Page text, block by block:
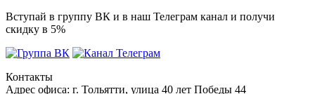
Вступай в группу ВК и в наш Телеграм канал и получи
скидку в 5%
Контакты
Адрес офиса: г. Тольятти, улица 40 лет Победы 44